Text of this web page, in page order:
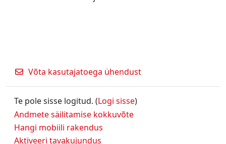
Võta kasutajatoega ühendust
Te pole sisse logitud. (Logi sisse)
Andmete säilitamise kokkuvõte
Hangi mobiili rakendus
Aktiveeri tavakujundus